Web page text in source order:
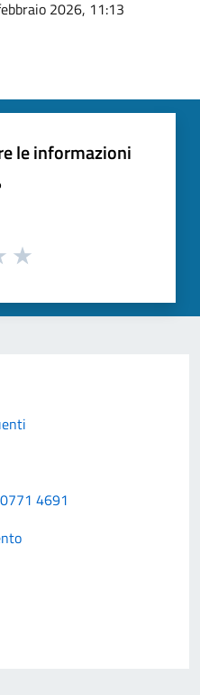
2026, 11:13
le informazioni
4691